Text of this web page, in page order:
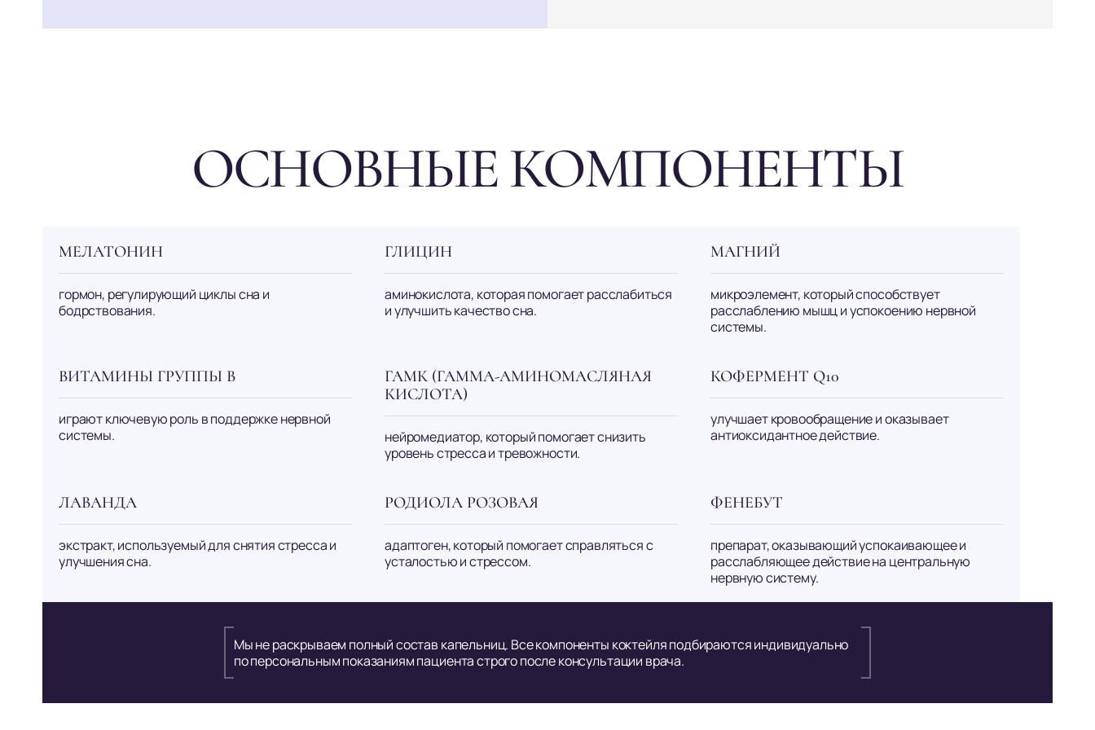
ОСНОВНЫЕ КОМПОНЕНТЫ
МЕЛАТОНИН
гормон, регулирующий циклы сна и
бодрствования.
ГЛИЦИН
аминокислота, которая помогает расслабиться
и улучшить качество сна.
МАГНИЙ
микроэлемент, который способствует
расслаблению мышц и успокоению нервной
системы.
ВИТАМИНЫ ГРУППЫ B
играют ключевую роль в поддержке нервной
системы.
ГАМК (ГАММА-АМИНОМАСЛЯНАЯ
КИСЛОТА)
нейромедиатор, который помогает снизить
уровень стресса и тревожности.
КОФЕРМЕНТ Q10
улучшает кровообращение и оказывает
антиоксидантное действие.
ЛАВАНДА
экстракт, используемый для снятия стресса и
улучшения сна.
РОДИОЛА РОЗОВАЯ
адаптоген, который помогает справляться с
усталостью и стрессом.
ФЕНЕБУТ
препарат, оказывающий успокаивающее и
расслабляющее действие на центральную
нервную систему.
Мы не раскрываем полный состав капельниц. Все компоненты коктейля подбираются индивидуально
по персональным показаниям пациента строго после консультации врача.